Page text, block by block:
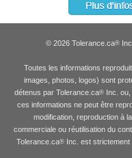
© 2026 Tolerance.ca®
Toutes les informations
images, photos, logos) sont
détenus par Tolerance.ca® Inc.
ces informations ne peut être
modification, reproduction à
commerciale ou réutilisation du
Tolerance.ca® Inc. est strictement